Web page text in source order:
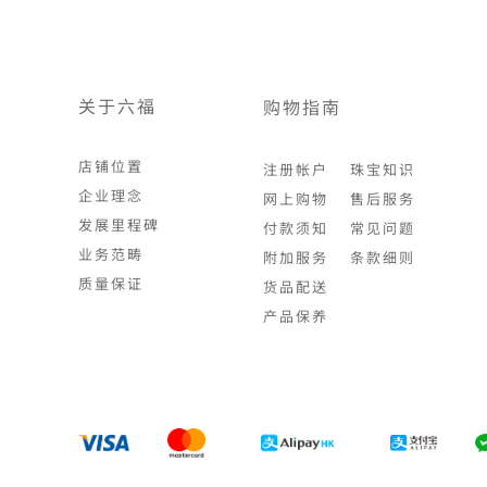
关于六福
店铺位置
企业理念
发展里程碑
业务范畴
质量保证
购物指南
注册帐户
网上购物
付款须知
附加服务
货品配送
产品保养
珠宝知识
售后服务
常见问题
条款细则